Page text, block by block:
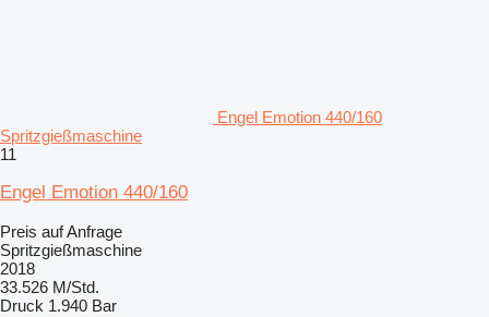
Engel Emotion 440/160
Spritzgießmaschine
11
Engel Emotion 440/160
Preis auf Anfrage
Spritzgießmaschine
2018
33.526 M/Std.
Druck 1.940 Bar